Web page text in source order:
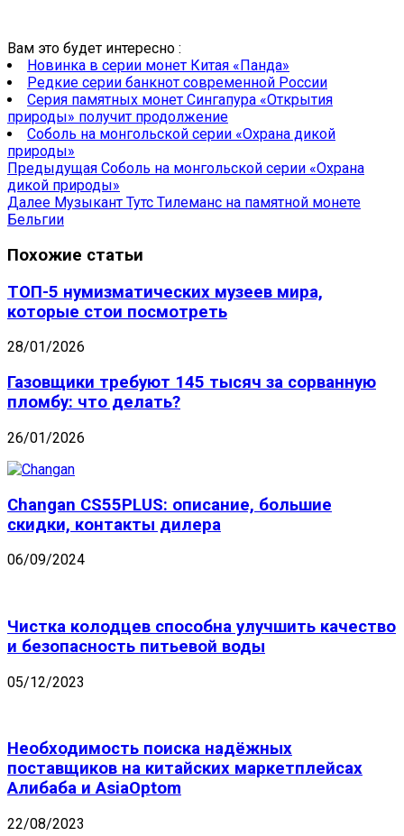
Вам это будет интересно :
Новинка в серии монет Китая «Панда»
Редкие серии банкнот современной России
Серия памятных монет Сингапура «Открытия
природы» получит продолжение
Соболь на монгольской серии «Охрана дикой
природы»
Предыдущая Соболь на монгольской серии «Охрана
дикой природы»
Далее Музыкант Тутс Тилеманс на памятной монете
Бельгии
Похожие статьи
ТОП-5 нумизматических музеев мира,
которые стои посмотреть
28/01/2026
Газовщики требуют 145 тысяч за сорванную
пломбу: что делать?
26/01/2026
Changan CS55PLUS: описание, большие
скидки, контакты дилера
06/09/2024
Чистка колодцев способна улучшить качество
и безопасность питьевой воды
05/12/2023
Необходимость поиска надёжных
поставщиков на китайских маркетплейсах
Алибаба и AsiaOptom
22/08/2023